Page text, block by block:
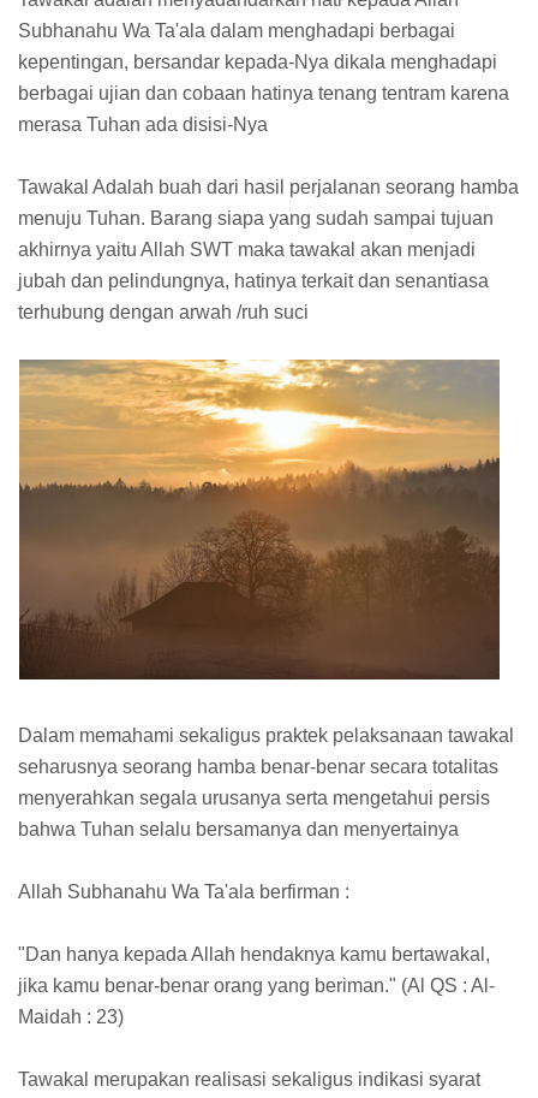
Subhanahu Wa Ta'ala dalam menghadapi berbagai
kepentingan, bersandar kepada-Nya dikala menghadapi
berbagai ujian dan cobaan hatinya tenang tentram karena
merasa Tuhan ada disisi-Nya
Tawakal Adalah buah dari hasil perjalanan seorang hamba
menuju Tuhan. Barang siapa yang sudah sampai tujuan
akhirnya yaitu Allah SWT maka tawakal akan menjadi
jubah dan pelindungnya, hatinya terkait dan senantiasa
terhubung dengan arwah /ruh suci
Dalam memahami sekaligus praktek pelaksanaan tawakal
seharusnya seorang hamba benar-benar secara totalitas
menyerahkan segala urusanya serta mengetahui persis
bahwa Tuhan selalu bersamanya dan menyertainya
Allah Subhanahu Wa Ta'ala berfirman :
"Dan hanya kepada Allah hendaknya kamu bertawakal,
jika kamu benar-benar orang yang beriman." (Al QS : Al-
Maidah : 23)
Tawakal merupakan realisasi sekaligus indikasi syarat